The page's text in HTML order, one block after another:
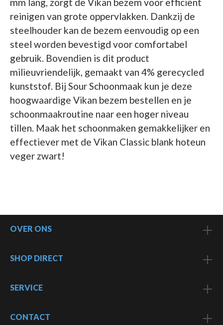
reinigen van grote oppervlakken. Dankzij de
steelhouder kan de bezem eenvoudig op een
steel worden bevestigd voor comfortabel
gebruik. Bovendien is dit product
milieuvriendelijk, gemaakt van 4% gerecycled
kunststof. Bij Sour Schoonmaak kun je deze
hoogwaardige Vikan bezem bestellen en je
schoonmaakroutine naar een hoger niveau
tillen. Maak het schoonmaken gemakkelijker en
effectiever met de Vikan Classic blank hoteun
veger zwart!
OVER ONS
SHOP DIRECT
SERVICE
CONTACT